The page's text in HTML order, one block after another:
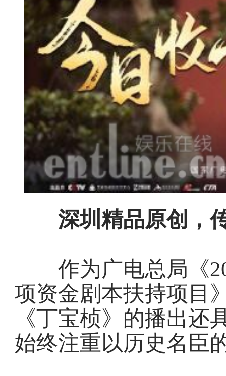
深圳精品原创，
作为广电总局《
项资金剧本扶持项目
《丁宝桢》的播出还
始终注重以历史名臣